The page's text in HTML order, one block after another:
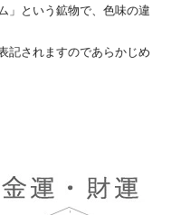
」という鉱物で、色味の違
記されますのであらかじめ